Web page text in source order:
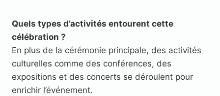
Quels types d’activités entourent cette
célébration ?
En plus de la cérémonie principale, des activités
culturelles comme des conférences, des
expositions et des concerts se déroulent pour
enrichir l’événement.